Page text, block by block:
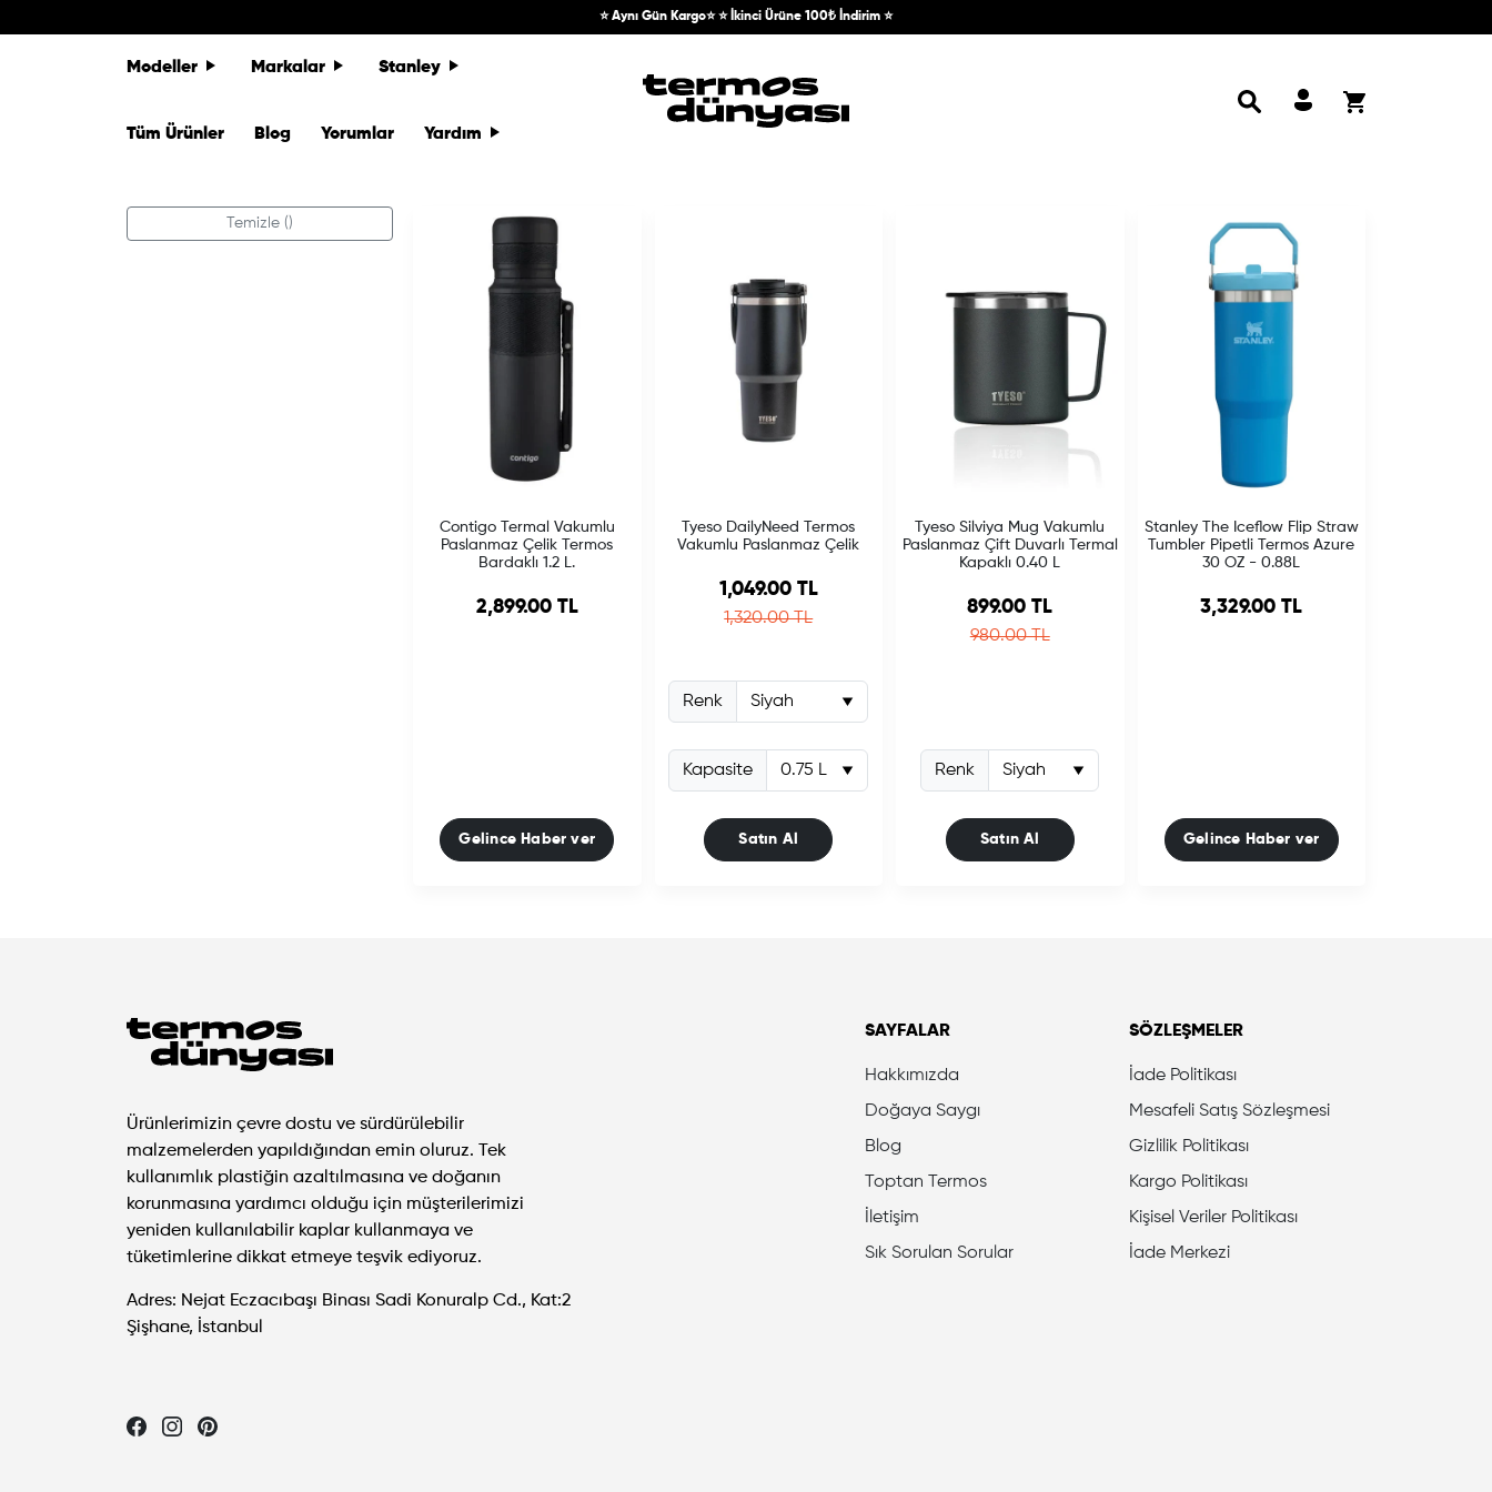
⭐ Aynı Gün Kargo⭐ ⭐ İkinci Ürüne 100₺ İndirim ⭐
Modeller Markalar Stanley
Tüm Ürünler Blog Yorumlar Yardım
Temizle ()
Contigo Termal Vakumlu
Paslanmaz Çelik Termos
Bardaklı 1.2 L.
2,899.00 TL
Gelince Haber ver
Tyeso DailyNeed Termos
Vakumlu Paslanmaz Çelik
Sale price
1,049.00 TL
Regular price
1,320.00 TL
Renk
Kapasite
Satın Al
Tyeso Silviya Mug Vakumlu
Paslanmaz Çift Duvarlı Termal
Kapaklı 0.40 L
Sale price
899.00 TL
Regular price
980.00 TL
Renk
Satın Al
Stanley The Iceflow Flip Straw
Tumbler Pipetli Termos Azure
30 OZ - 0.88L
3,329.00 TL
Gelince Haber ver
Ürünlerimizin çevre dostu ve sürdürülebilir
malzemelerden yapıldığından emin oluruz. Tek
kullanımlık plastiğin azaltılmasına ve doğanın
korunmasına yardımcı olduğu için müşterilerimizi
yeniden kullanılabilir kaplar kullanmaya ve
tüketimlerine dikkat etmeye teşvik ediyoruz.
Adres: Nejat Eczacıbaşı Binası Sadi Konuralp Cd., Kat:2
Şişhane, İstanbul
Let's be friends...
SAYFALAR
Hakkımızda
Doğaya Saygı
Blog
Toptan Termos
İletişim
Sık Sorulan Sorular
SÖZLEŞMELER
İade Politikası
Mesafeli Satış Sözleşmesi
Gizlilik Politikası
Kargo Politikası
Kişisel Veriler Politikası
İade Merkezi